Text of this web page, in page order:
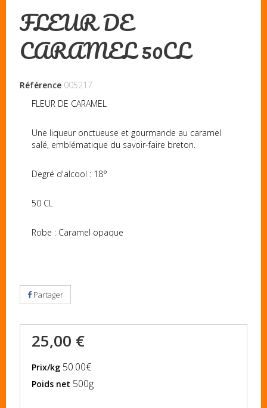
FLEUR DE
CARAMEL 50CL
Référence 005217
FLEUR DE CARAMEL
Une liqueur onctueuse et gourmande au caramel
salé, emblématique du savoir-faire breton.
Degré d'alcool : 18°
50 CL
Robe : Caramel opaque
Partager
25,00 €
Prix/kg 50.00€
Poids net 500g